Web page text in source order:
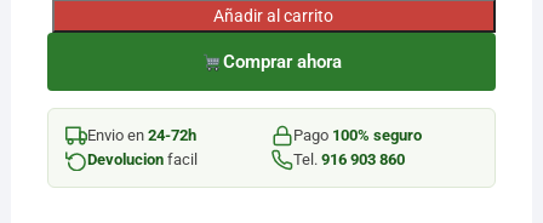
CINTA
50MMX50MT
D/CARA
MOQ
cantidad
Añadir al carrito
Comprar ahora
Envio en 24-72h Pago 100% seguro
Devolucionfacil Tel. 916 903 860